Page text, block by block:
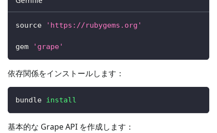
source 'https://rubygems.org'
gem 'grape'
依存関係をインストールします：
bundle install
基本的な Grape API を作成します：